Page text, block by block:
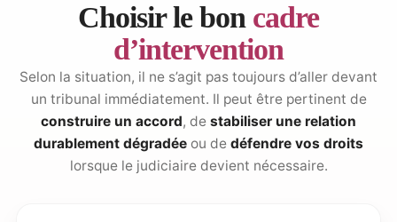
Choisir le bon cadre
d’intervention
Selon la situation, il ne s’agit pas toujours d’aller devant
un tribunal immédiatement. Il peut être pertinent de
construire un accord, de stabiliser une relation
durablement dégradée ou de défendre vos droits
lorsque le judiciaire devient nécessaire.